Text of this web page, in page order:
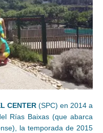
CENTER (SPC) en 2014 a
Rías Baixas (que abarca
la temporada de 2015